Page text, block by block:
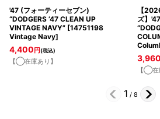
'47 (フォーティーセブン)
“DODGERS ’47 CLEAN UP
VINTAGE NAVY” [14751198
Vintage Navy]
4,400 円(税込)
【◯在庫あり】
【
ズ】
3,960
【◯在
1 / 8